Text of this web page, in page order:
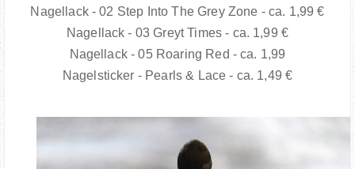
Nagellack - 02 Step Into The Grey Zone - ca. 1,99 €
Nagellack - 03 Greyt Times - ca. 1,99 €
Nagellack - 05 Roaring Red - ca. 1,99
Nagelsticker - Pearls & Lace - ca. 1,49 €